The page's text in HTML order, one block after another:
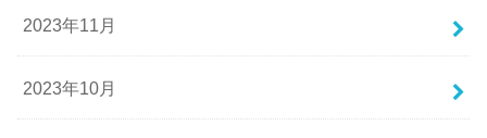
2023年11月
2023年10月